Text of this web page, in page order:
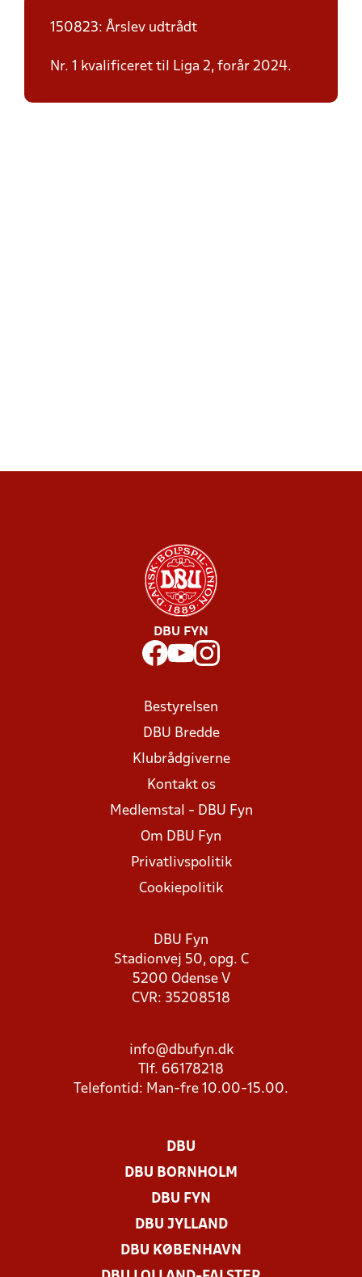
150823: Årslev udtrådt
Nr. 1 kvalificeret til Liga 2, forår 2024.
DBU FYN
Bestyrelsen
DBU Bredde
Klubrådgiverne
Kontakt os
Medlemstal - DBU Fyn
Om DBU Fyn
Privatlivspolitik
Cookiepolitik
DBU Fyn
Stadionvej 50, opg. C
5200 Odense V
CVR: 35208518
info@dbufyn.dk
Tlf. 66178218
Telefontid: Man-fre 10.00-15.00.
DBU
DBU BORNHOLM
DBU FYN
DBU JYLLAND
DBU KØBENHAVN